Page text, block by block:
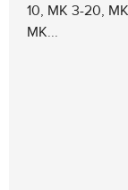
10, МК 3-20,
МК...